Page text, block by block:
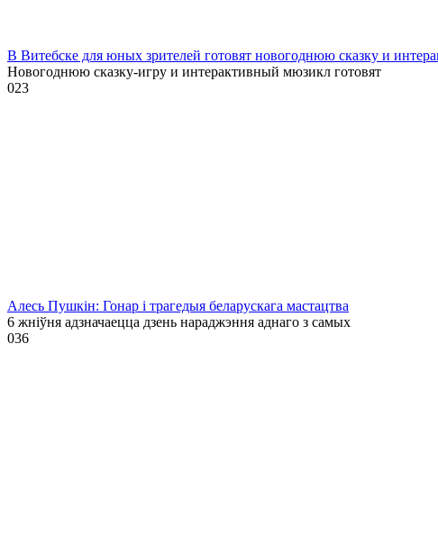
В Витебске для юных зрителей готовят новогоднюю сказку и
Новогоднюю сказку-игру и интерактивный мюзикл готовят
023
Алесь Пушкін: Гонар і трагедыя беларускага мастацтва
6 жніўня адзначаецца дзень нараджэння аднаго з самых
036